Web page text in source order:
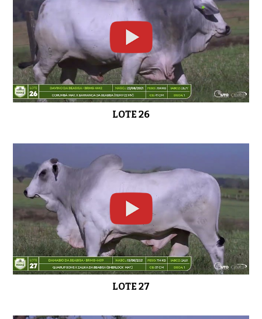
LOTE 26
LOTE 27